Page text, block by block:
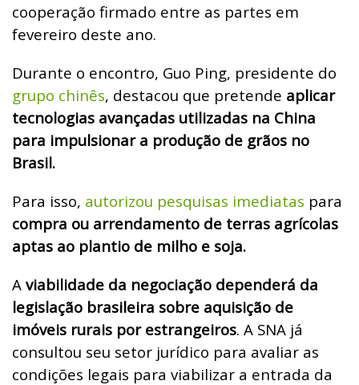
cooperação firmado entre as partes em
fevereiro deste ano.
Durante o encontro, Guo Ping, presidente do
grupo chinês, destacou que pretende aplicar
tecnologias avançadas utilizadas na China
para impulsionar a produção de grãos no
Brasil.
Para isso, autorizou pesquisas imediatas para
compra ou arrendamento de terras agrícolas
aptas ao plantio de milho e soja.
A viabilidade da negociação dependerá da
legislação brasileira sobre aquisição de
imóveis rurais por estrangeiros. A SNA já
consultou seu setor jurídico para avaliar as
condições legais para viabilizar a entrada da